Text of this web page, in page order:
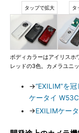
ボディカラーはアイリスホ
レッドの3色。カメラユニ
→“EXILIM”を
ケータイ
→EXILIMケー